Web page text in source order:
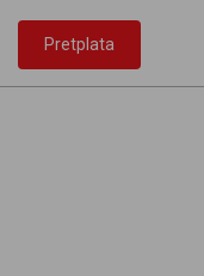
Pretplata